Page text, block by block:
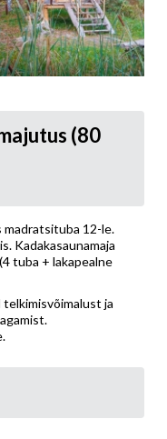
(80
madratsituba 12-le.
Kadakasaunamaja
tuba + lakapealne
ja